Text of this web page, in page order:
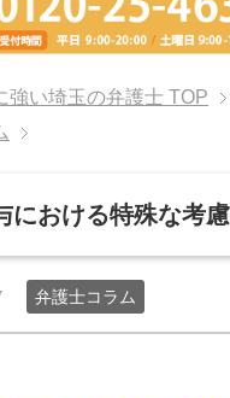
強い埼玉の弁護士 TOP
における特殊な考
弁護士コラム